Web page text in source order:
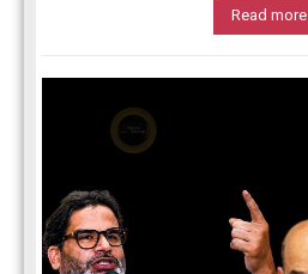
Read more